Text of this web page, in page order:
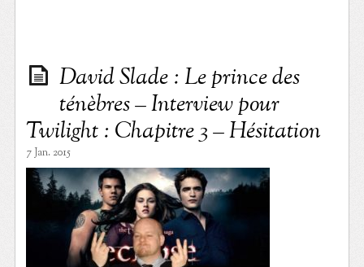
David Slade : Le prince des
ténèbres – Interview pour
Twilight : Chapitre 3 – Hésitation
7 Jan. 2015